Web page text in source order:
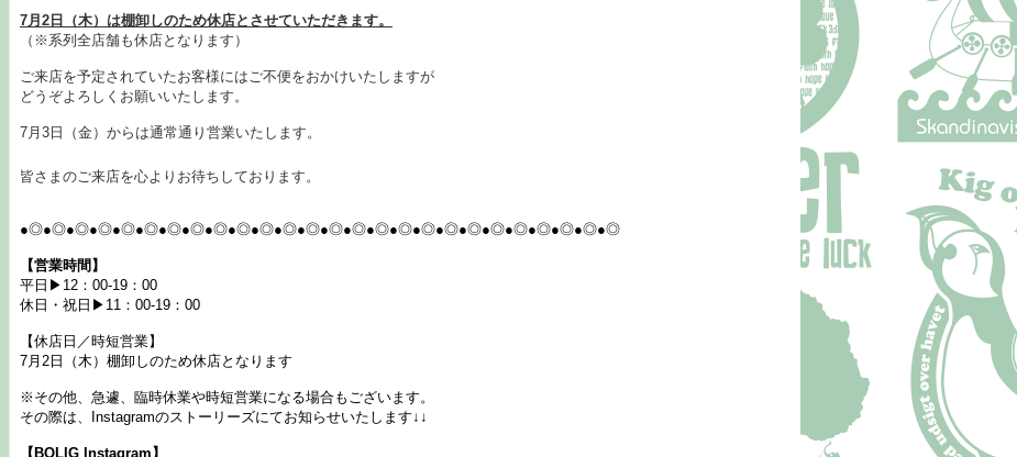
7月2日（木）は棚卸しのため休店とさせていただきます。
（ ※系列全店舗も休店となります）
ご来店を予定されていたお客様にはご不便をおかけいたしますが
どうぞよろしくお願いいたします。
7月3日（金）からは通常通り営業いたします。
皆さまのご来店を心よりお待ちしております。
●◎●◎●◎●◎●◎●◎●◎●◎●◎●◎●◎●◎●◎●◎●◎●◎●◎●◎●◎●◎●◎●◎●◎●◎●◎●◎
【営業時間】
平日▶12：00-19：00
休日・祝日▶11：00-19：00
【休店日／時短営業】
7月2日（木）棚卸しのため休店となります
※その他、急遽、臨時休業や時短営業になる場合もございます。
その際は、Instagramのストーリーズにてお知らせいたします↓↓
【BOLIG Instagram】